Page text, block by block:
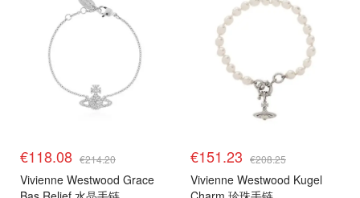
€118.08 €214.20
Vivienne Westwood Grace
€151.23 €208.25
Vivienne Westwood Kugel